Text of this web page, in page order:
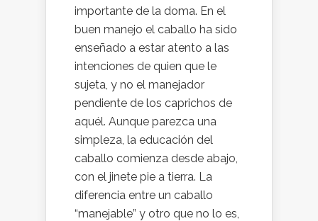
importante de la doma. En el
buen manejo el caballo ha sido
enseñado a estar atento a las
intenciones de quien que le
sujeta, y no el manejador
pendiente de los caprichos de
aquél. Aunque parezca una
simpleza, la educación del
caballo comienza desde abajo,
con el jinete pie a tierra. La
diferencia entre un caballo
“manejable” y otro que no lo es,